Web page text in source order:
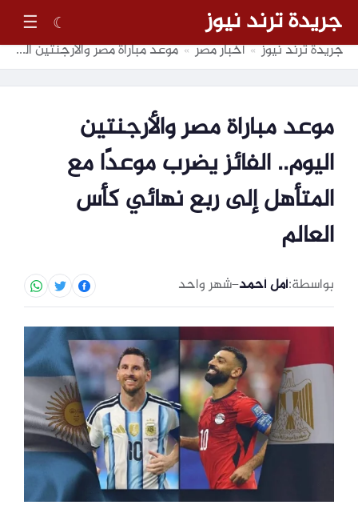
جريدة ترند نيوز ☾
☰
جريدة ترند نيوز » أخبار مصر » موعد مباراة مصر والأرجنتين اليوم.. الفائز يضرب موعدًا مع المتأهل إلى ربع نهائي كأس العالم
موعد مباراة مصر والأرجنتين
اليوم.. الفائز يضرب موعدًا مع
المتأهل إلى ربع نهائي كأس
العالم
بواسطة:أمل أحمد–شهر واحد